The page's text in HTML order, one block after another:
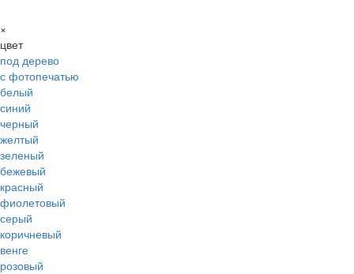
×
цвет
под дерево
с фотопечатью
белый
синий
черный
желтый
зеленый
бежевый
красный
фиолетовый
серый
коричневый
венге
розовый